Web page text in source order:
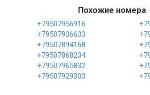
Похожие номера
+79507956916
+79507936633
+79507894168
+79507868234
+79507965832
+79507929303